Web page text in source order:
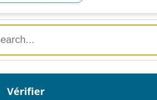
Vérifier